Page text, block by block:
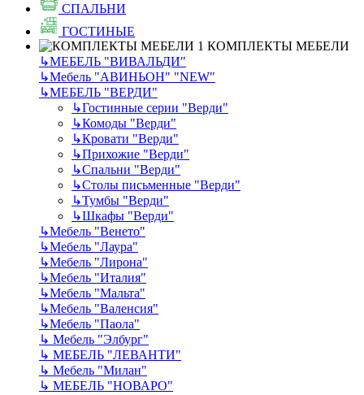
СПАЛЬНИ
ГОСТИНЫЕ
КОМПЛЕКТЫ МЕБЕЛИ
↳МЕБЕЛЬ "ВИВАЛЬДИ"
↳Мебель "АВИНЬОН" "NEW"
↳МЕБЕЛЬ "ВЕРДИ"
↳Гостинные серии "Верди"
↳Комоды "Верди"
↳Кровати "Верди"
↳Прихожие "Верди"
↳Спальни "Верди"
↳Столы письменные "Верди"
↳Тумбы "Верди"
↳Шкафы "Верди"
↳Мебель "Венето"
↳Мебель "Лаура"
↳Мебель "Лирона"
↳Мебель "Италия"
↳Мебель "Мальта"
↳Мебель "Валенсия"
↳Мебель "Паола"
↳ Мебель "Элбург"
↳ МЕБЕЛЬ "ЛЕВАНТИ"
↳ Мебель "Милан"
↳ МЕБЕЛЬ "НОВАРО"